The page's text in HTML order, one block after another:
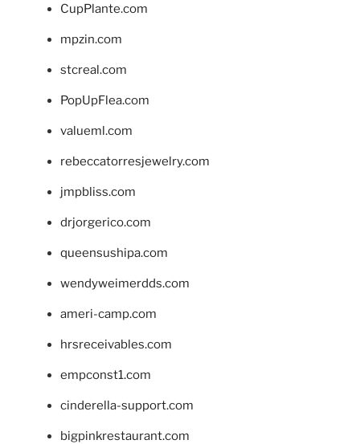
CupPlante.com
mpzin.com
stcreal.com
PopUpFlea.com
valueml.com
rebeccatorresjewelry.com
jmpbliss.com
drjorgerico.com
queensushipa.com
wendyweimerdds.com
ameri-camp.com
hrsreceivables.com
empconst1.com
cinderella-support.com
bigpinkrestaurant.com